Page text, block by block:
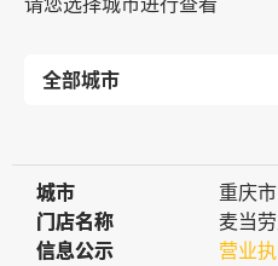
城市
城市
重庆市
门店名称
门店名称
麦当
信息公示
信息公示
营业